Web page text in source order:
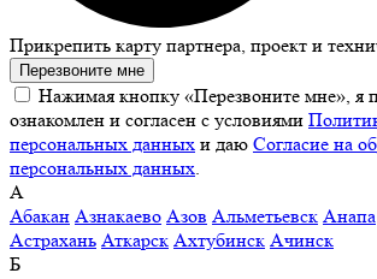
Прикрепить карту партнера, проект и
Перезвоните мне
Нажимая кнопку «Перезвоните мне», я
ознакомлен и согласен с условиями
персональных данных и даю Согласие на
персональных данных.
А
Абакан Азнакаево Азов Альметьевск Анапа
Астрахань Аткарск Ахтубинск Ачинск
Б